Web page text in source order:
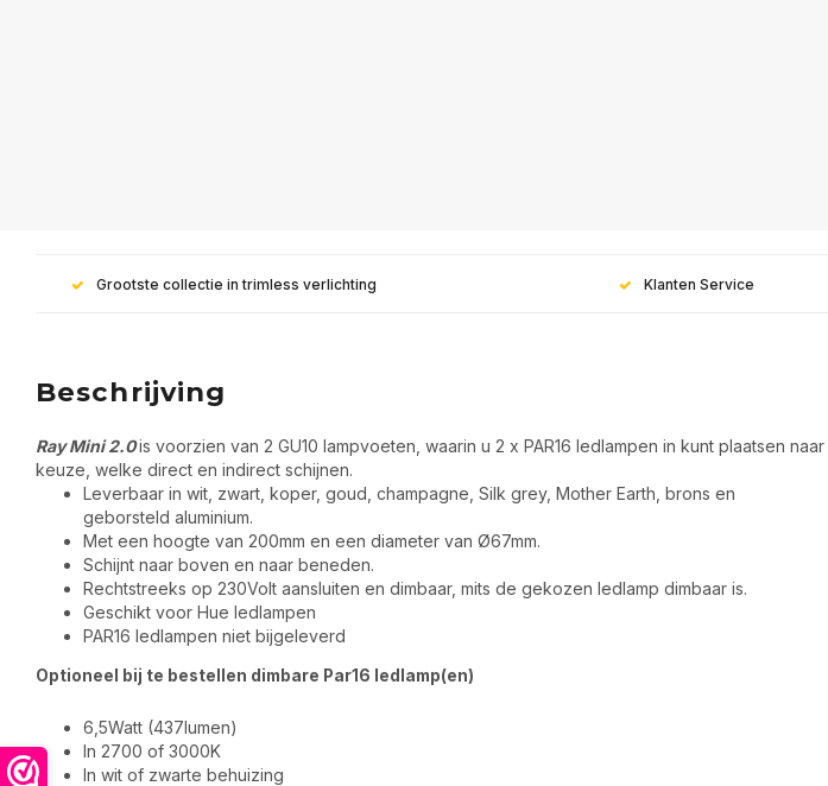
Grootste collectie in trimless verlichting Klanten Service
Beschrijving
Ray Mini 2.0is voorzien van 2 GU10 lampvoeten, waarin u 2 x PAR16 ledlampen in kunt plaatsen naar
keuze, welke direct en indirect schijnen.
Leverbaar in wit, zwart, koper, goud, champagne, Silk grey, Mother Earth, brons en
geborsteld aluminium.
Met een hoogte van 200mm en een diameter van Ø67mm.
Schijnt naar boven en naar beneden.
Rechtstreeks op 230Volt aansluiten en dimbaar, mits de gekozen ledlamp dimbaar is.
Geschikt voor Hue ledlampen
PAR16 ledlampen niet bijgeleverd
Optioneel bij te bestellen dimbare Par16 ledlamp(en)
6,5Watt (437lumen)
In 2700 of 3000K
In wit of zwarte behuizing